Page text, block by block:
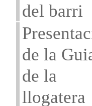
del barri
de la
de la
llogatera